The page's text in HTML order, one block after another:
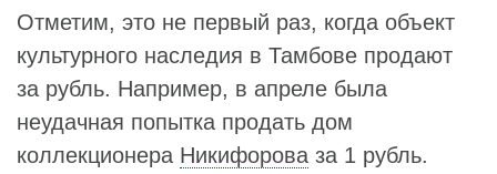
Отметим, это не первый раз, когда объект
культурного наследия в Тамбове продают
за рубль. Например, в апреле была
неудачная попытка продать дом
коллекционера Никифорова за 1 рубль.